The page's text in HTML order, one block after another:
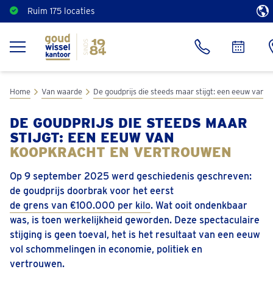
Ruim 175 locaties
Direct een vrijblijvend bod
Home Van waarde De goudprijs die steeds maar stijgt: een eeuw van
DE GOUDPRIJS DIE STEEDS MAAR
STIJGT: EEN EEUW VAN
KOOPKRACHT EN VERTROUWEN
Op 9 september 2025 werd geschiedenis geschreven:
de goudprijs doorbrak voor het eerst
de grens van €100.000 per kilo. Wat ooit ondenkbaar
was, is toen werkelijkheid geworden. Deze spectaculaire
stijging is geen toeval, het is het resultaat van een eeuw
vol schommelingen in economie, politiek en
vertrouwen.